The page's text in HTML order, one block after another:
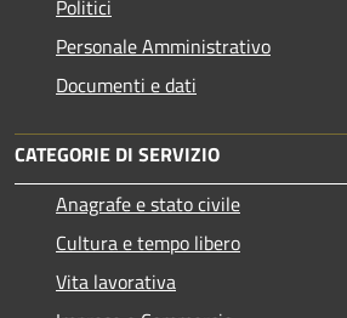
Politici
Personale Amministrativo
Documenti e dati
CATEGORIE DI SERVIZIO
Anagrafe e stato civile
Cultura e tempo libero
Vita lavorativa